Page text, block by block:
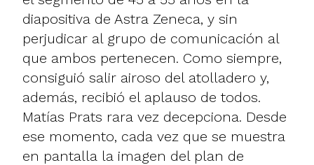
diapositiva de Astra Zeneca, y sin
perjudicar al grupo de comunicación al
que ambos pertenecen. Como siempre,
consiguió salir airoso del atolladero y,
además, recibió el aplauso de todos.
Matías Prats rara vez decepciona. Desde
ese momento, cada vez que se muestra
en pantalla la imagen del plan de